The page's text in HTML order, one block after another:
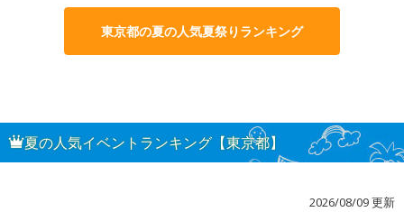
東京都の夏の人気夏祭りランキング
夏の人気イベントランキング【東京都】
2026/08/09 更新